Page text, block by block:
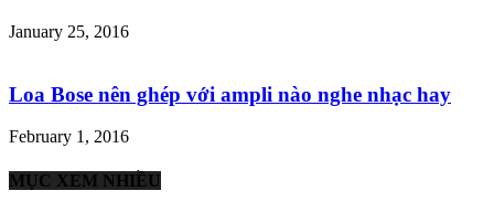
January 25, 2016
Loa Bose nên ghép với ampli nào nghe nhạc hay
February 1, 2016
MỤC XEM NHIỀU